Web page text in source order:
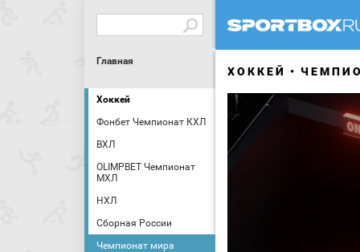
Главная
Хоккей
Фонбет Чемпионат КХЛ
ВХЛ
OLIMPBET Чемпионат
МХЛ
НХЛ
Сборная России
Чемпионат мира
ХОККЕЙ